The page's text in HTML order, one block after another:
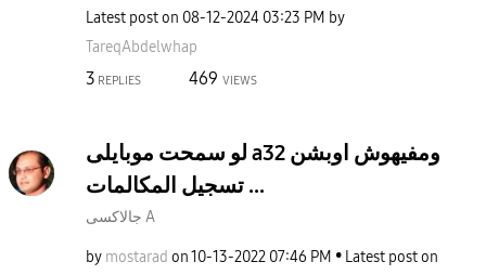
Latest post on ‎08-12-2024 03:23 PM by
TareqAbdelwhap
3 REPLIES 469 VIEWS
لو سمحت موبايلى a32 ومفيهوش اوبشن
تسجيل المكالمات ...
جالاكسى A
by mostarad on‎10-13-2022 07:46 PM
Latest post on